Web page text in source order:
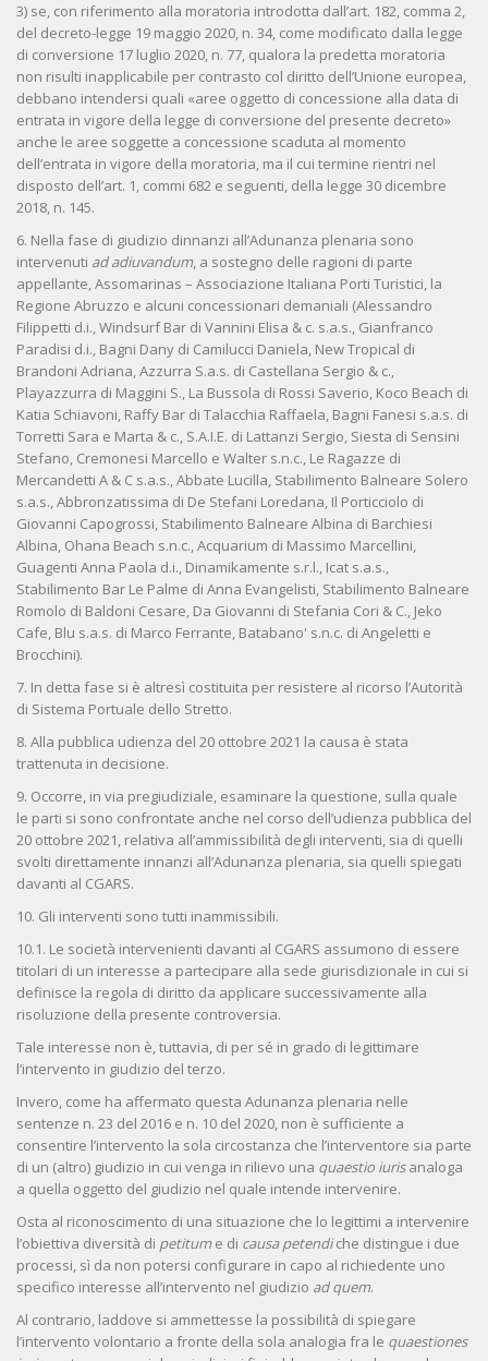
3) se, con riferimento alla moratoria introdotta dall’art. 182, comma 2,
del decreto-legge 19 maggio 2020, n. 34, come modificato dalla legge
di conversione 17 luglio 2020, n. 77, qualora la predetta moratoria
non risulti inapplicabile per contrasto col diritto dell’Unione europea,
debbano intendersi quali «aree oggetto di concessione alla data di
entrata in vigore della legge di conversione del presente decreto»
anche le aree soggette a concessione scaduta al momento
dell’entrata in vigore della moratoria, ma il cui termine rientri nel
disposto dell’art. 1, commi 682 e seguenti, della legge 30 dicembre
2018, n. 145.
6. Nella fase di giudizio dinnanzi all’Adunanza plenaria sono
intervenuti ad adiuvandum, a sostegno delle ragioni di parte
appellante, Assomarinas – Associazione Italiana Porti Turistici, la
Regione Abruzzo e alcuni concessionari demaniali (Alessandro
Filippetti d.i., Windsurf Bar di Vannini Elisa & c. s.a.s., Gianfranco
Paradisi d.i., Bagni Dany di Camilucci Daniela, New Tropical di
Brandoni Adriana, Azzurra S.a.s. di Castellana Sergio & c.,
Playazzurra di Maggini S., La Bussola di Rossi Saverio, Koco Beach di
Katia Schiavoni, Raffy Bar di Talacchia Raffaela, Bagni Fanesi s.a.s. di
Torretti Sara e Marta & c., S.A.I.E. di Lattanzi Sergio, Siesta di Sensini
Stefano, Cremonesi Marcello e Walter s.n.c., Le Ragazze di
Mercandetti A & C s.a.s., Abbate Lucilla, Stabilimento Balneare Solero
s.a.s., Abbronzatissima di De Stefani Loredana, Il Porticciolo di
Giovanni Capogrossi, Stabilimento Balneare Albina di Barchiesi
Albina, Ohana Beach s.n.c., Acquarium di Massimo Marcellini,
Guagenti Anna Paola d.i., Dinamikamente s.r.l., Icat s.a.s.,
Stabilimento Bar Le Palme di Anna Evangelisti, Stabilimento Balneare
Romolo di Baldoni Cesare, Da Giovanni di Stefania Cori & C., Jeko
Cafe, Blu s.a.s. di Marco Ferrante, Batabano' s.n.c. di Angeletti e
Brocchini).
7. In detta fase si è altresì costituita per resistere al ricorso l’Autorità
di Sistema Portuale dello Stretto.
8. Alla pubblica udienza del 20 ottobre 2021 la causa è stata
trattenuta in decisione.
9. Occorre, in via pregiudiziale, esaminare la questione, sulla quale
le parti si sono confrontate anche nel corso dell’udienza pubblica del
20 ottobre 2021, relativa all’ammissibilità degli interventi, sia di quelli
svolti direttamente innanzi all’Adunanza plenaria, sia quelli spiegati
davanti al CGARS.
10. Gli interventi sono tutti inammissibili.
10.1. Le società intervenienti davanti al CGARS assumono di essere
titolari di un interesse a partecipare alla sede giurisdizionale in cui si
definisce la regola di diritto da applicare successivamente alla
risoluzione della presente controversia.
Tale interesse non è, tuttavia, di per sé in grado di legittimare
l’intervento in giudizio del terzo.
Invero, come ha affermato questa Adunanza plenaria nelle
sentenze n. 23 del 2016 e n. 10 del 2020, non è sufficiente a
consentire l’intervento la sola circostanza che l’interventore sia parte
di un (altro) giudizio in cui venga in rilievo una quaestio iurisanaloga
a quella oggetto del giudizio nel quale intende intervenire.
Osta al riconoscimento di una situazione che lo legittimi a intervenire
l’obiettiva diversità di petitume di causa petendiche distingue i due
processi, sì da non potersi configurare in capo al richiedente uno
specifico interesse all’intervento nel giudizio ad quem.
Al contrario, laddove si ammettesse la possibilità di spiegare
l’intervento volontario a fronte della sola analogia fra le quaestiones